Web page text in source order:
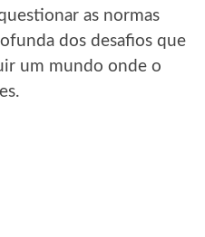
as normas
dos desafios que
um mundo onde o